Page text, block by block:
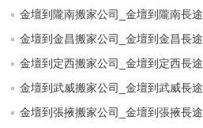
金壇到隴南搬家公司_金壇到隴南長途
金壇到金昌搬家公司_金壇到金昌長途
金壇到定西搬家公司_金壇到定西長途
金壇到武威搬家公司_金壇到武威長途
金壇到張掖搬家公司_金壇到張掖長途